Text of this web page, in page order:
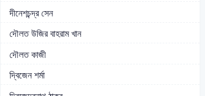
দীনেশচন্দ্র সেন
দৌলত উজির বাহরাম খান
দৌলত কাজী
দ্বিজেন শর্মা